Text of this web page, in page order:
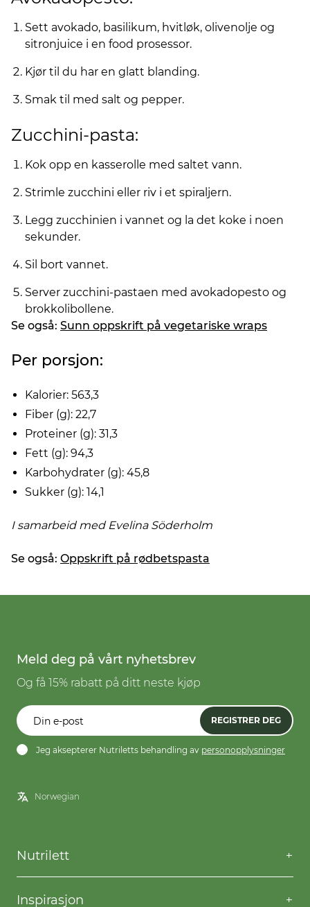
Sett avokado, basilikum, hvitløk, olivenolje og
sitronjuice i en food prosessor.
Kjør til du har en glatt blanding.
Smak til med salt og pepper.
Zucchini-pasta:
Kok opp en kasserolle med saltet vann.
Strimle zucchini eller riv i et spiraljern.
Legg zucchinien i vannet og la det koke i noen
sekunder.
Sil bort vannet.
Server zucchini-pastaen med avokadopesto og
brokkolibollene.
Se også: Sunn oppskrift på vegetariske wraps
Per porsjon:
Kalorier: 563,3
Fiber (g): 22,7
Proteiner (g): 31,3
Fett (g): 94,3
Karbohydrater (g): 45,8
Sukker (g): 14,1
I samarbeid med Evelina Söderholm
Se også: Oppskrift på rødbetspasta
Meld deg på vårt nyhetsbrev
Og få 15% rabatt på ditt neste kjøp
REGISTRER DEG
Jeg aksepterer Nutriletts behandling av personopplysninger
Nutrilett
Kontakt oss
Spørsmål og svar
Inspirasjon